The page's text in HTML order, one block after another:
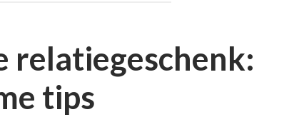
relatiegeschenk:
tips